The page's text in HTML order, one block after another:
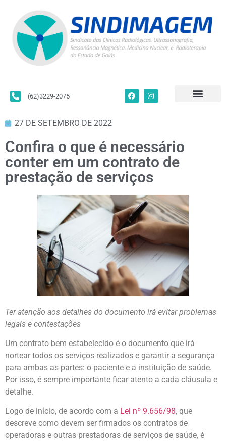
(62)3229-2075
27 DE SETEMBRO DE 2022
Confira o que é necessário
conter em um contrato de
prestação de serviços
Ter atenção aos detalhes do documento irá evitar problemas
legais e contestações
Um contrato bem estabelecido é o documento que irá
nortear todos os serviços realizados e garantir a segurança
para ambas as partes: o paciente e a instituição de saúde.
Por isso, é sempre importante ficar atento a cada cláusula e
detalhe.
Logo de início, de acordo com a Lei nº 9.656/98, que
descreve como devem ser firmados os contratos de
operadoras e outras prestadoras de serviços de saúde, é